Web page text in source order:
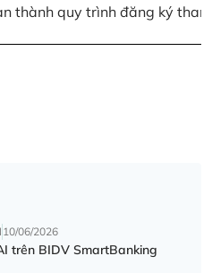
thành quy trình đăng ký
10/06/2026
trên BIDV SmartBanking